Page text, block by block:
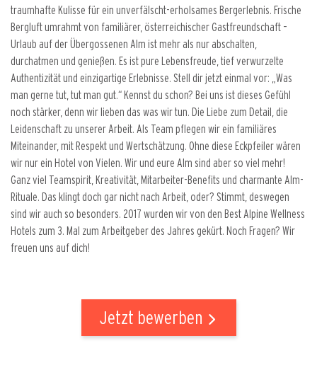
traumhafte Kulisse für ein unverfälscht-erholsames Bergerlebnis. Frische
Bergluft umrahmt von familiärer, österreichischer Gastfreundschaft –
Urlaub auf der Übergossenen Alm ist mehr als nur abschalten,
durchatmen und genießen. Es ist pure Lebensfreude, tief verwurzelte
Authentizität und einzigartige Erlebnisse. Stell dir jetzt einmal vor: „Was
man gerne tut, tut man gut.“ Kennst du schon? Bei uns ist dieses Gefühl
noch stärker, denn wir lieben das was wir tun. Die Liebe zum Detail, die
Leidenschaft zu unserer Arbeit. Als Team pflegen wir ein familiäres
Miteinander, mit Respekt und Wertschätzung. Ohne diese Eckpfeiler wären
wir nur ein Hotel von Vielen. Wir und eure Alm sind aber so viel mehr!
Ganz viel Teamspirit, Kreativität, Mitarbeiter-Benefits und charmante Alm-
Rituale. Das klingt doch gar nicht nach Arbeit, oder? Stimmt, deswegen
sind wir auch so besonders. 2017 wurden wir von den Best Alpine Wellness
Hotels zum 3. Mal zum Arbeitgeber des Jahres gekürt. Noch Fragen? Wir
freuen uns auf dich!
Jetzt bewerben